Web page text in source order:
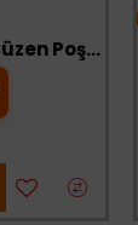
Form Karışık Bitki Çayı 20 Süzen Poşet